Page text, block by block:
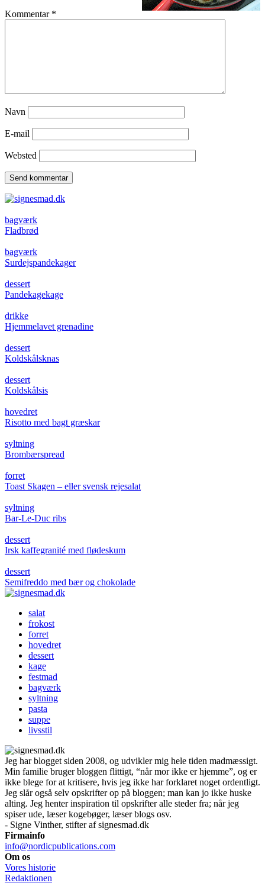
Kommentar *
Navn
E-mail
Websted
bagværk
Fladbrød
bagværk
Surdejspandekager
dessert
Pandekagekage
drikke
Hjemmelavet grenadine
dessert
Koldskålsknas
dessert
Koldskålsis
hovedret
Risotto med bagt græskar
syltning
Brombærspread
forret
Toast Skagen – eller svensk rejesalat
syltning
Bar-Le-Duc ribs
dessert
Irsk kaffegranité med flødeskum
dessert
Semifreddo med bær og chokolade
salat
frokost
forret
hovedret
dessert
kage
festmad
bagværk
syltning
pasta
suppe
livsstil
Jeg har blogget siden 2008, og udvikler mig hele tiden madmæssigt.
Min familie bruger bloggen flittigt, “når mor ikke er hjemme”, og er
ikke blege for at kritisere, hvis jeg ikke har forklaret noget ordentligt.
Jeg slår også selv opskrifter op på bloggen; man kan jo ikke huske
alting. Jeg henter inspiration til opskrifter alle steder fra; når jeg
spiser ude, læser kogebøger, læser blogs osv.
- Signe Vinther, stifter af signesmad.dk
Firmainfo
info@nordicpublications.com
Om os
Vores historie
Redaktionen